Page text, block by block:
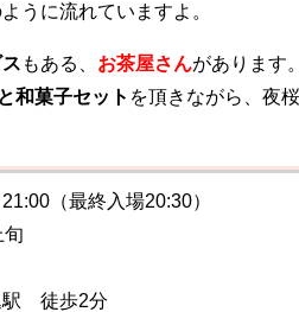
うに流れていますよ。
もある、 お茶屋さんがあります
和菓子セット を頂きながら、夜
（最終入場20:30）
旬
駅 徒歩2分